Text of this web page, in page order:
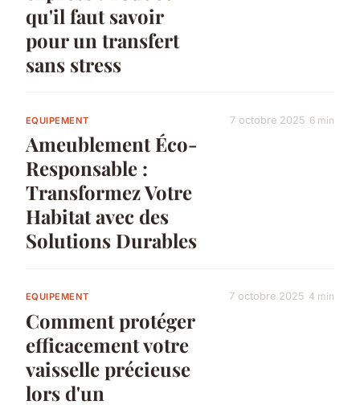
qu'il faut savoir
pour un transfert
sans stress
EQUIPEMENT
Ameublement Éco-
Responsable :
Transformez Votre
Habitat avec des
Solutions Durables
7 octobre 2025 6 min
EQUIPEMENT
Comment protéger
efficacement votre
vaisselle précieuse
lors d'un
7 octobre 2025 4 min